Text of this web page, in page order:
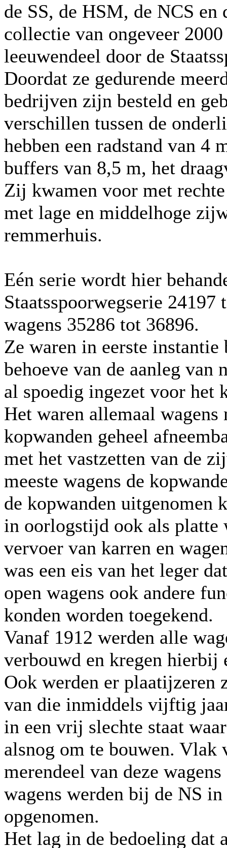
de SS, de HSM, de NCS
collectie van ongeveer
leeuwendeel door de
Doordat ze gedurende
bedrijven zijn besteld en
verschillen tussen de
hebben een radstand van 4
buffers van 8,5 m, het
Zij kwamen voor met
met lage en middelhoge
remmerhuis.
Eén serie wordt hier
Staatsspoorwegserie
wagens 35286 tot 36896.
Ze waren in eerste
behoeve van de aanleg van
al spoedig ingezet voor het
Het waren allemaal
kopwanden geheel
met het vastzetten van de
meeste wagens de
de kopwanden uitgenomen
in oorlogstijd ook als platte
vervoer van karren en
was een eis van het leger
open wagens ook andere
konden worden toegekend.
Vanaf 1912 werden alle
verbouwd en kregen hierbij
Ook werden er plaatijzeren
van die inmiddels vijftig
in een vrij slechte staat
alsnog om te bouwen. Vlak
merendeel van deze
wagens werden bij de NS
opgenomen.
Het lag in de bedoeling dat